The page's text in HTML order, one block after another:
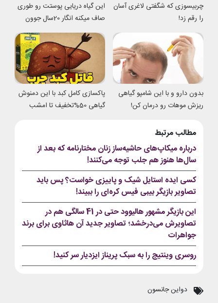
چربیسوزی که شگفتی لاغری آسان
را رقم زد!
این گیاه دریایی پوستت رو طوری
صاف میکنه انگار 20سال جوون
شدی
بدون دارو و با این شامپو گیاهی
ریزش موهات رو درمان کن!
پاکسازی کامل کبد با این دمنوش
گیاهی 50%تخفیف تا امشب
مطالب مرتبط
درباره میکاپ‌های حاشیه‌ساز زنان مختارنامه که بعد از
سال‌ها هنوز هم جلب توجه می‌کنند!
کسی ایده استایل شیک و پاییزی خواست؟ پس باید
تصاویر بازیگر بیبی فیس کره‌ای را ببیند!
این بازیگر مشهور هالیوود حتی در 41 سالگی هم در
تصاویرش می‌درخشد؛ تصاویر جدید آن هاثاوی برای برند
جواهرات
روسری وینتیج را به سبک پریناز ایزدیار سر کنید!
دواین جانسون